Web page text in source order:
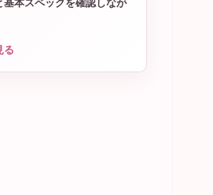
本スペックを確認しなが
る